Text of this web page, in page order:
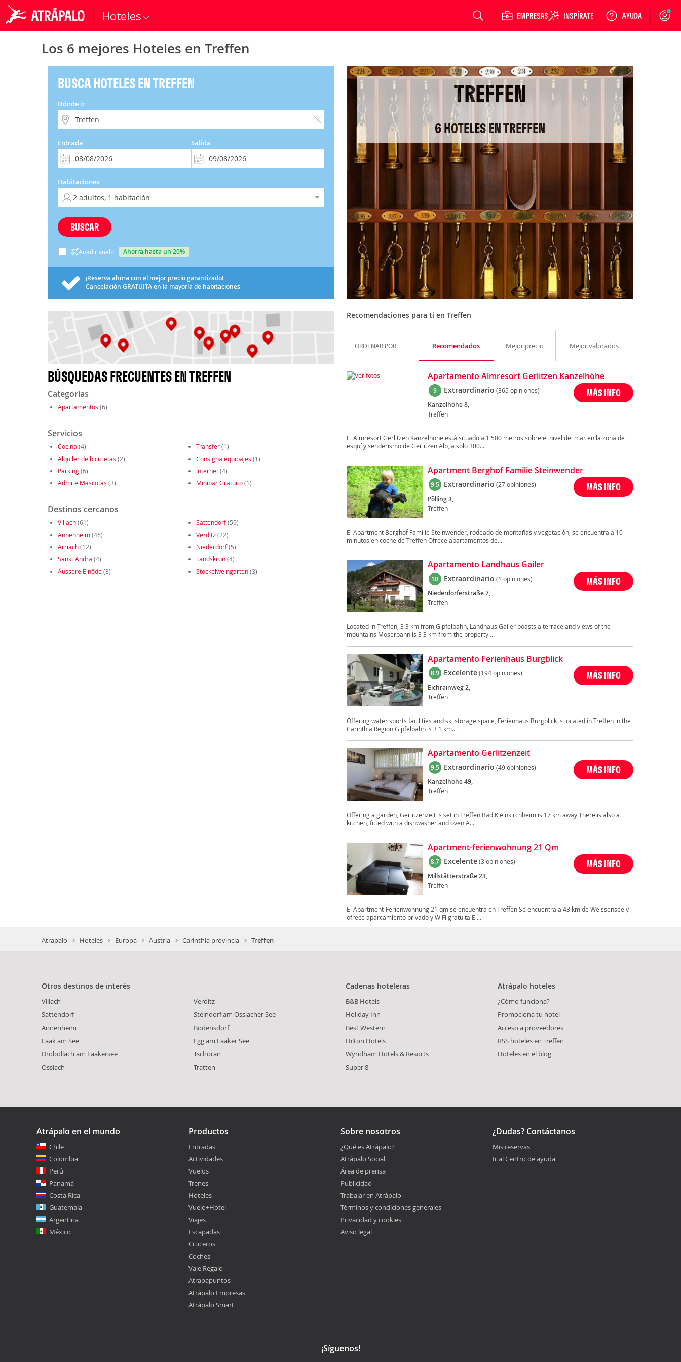
Hoteles Login
Los 6 mejores Hoteles en Treffen
BUSCA HOTELES EN TREFFEN
Dónde ir
Entrada Salida
Habitaciones
BUSCAR
Añadir vuelo ahorra hasta un 20%
¡Reserva ahora con el mejor precio garantizado!
Cancelación GRATUITAen la mayoría de habitaciones
BÚSQUEDAS FRECUENTES EN TREFFEN
Categorías
Apartamentos (6)
Servicios
Cocina (4) Transfer(1)
Alquiler de bicicletas (2) Consigna equipajes (1)
Parking(6) Internet(4)
Admite Mascotas (3) Minibar Gratuito(1)
Destinos cercanos
Villach(61) Sattendorf(59)
Annenheim(46) Verditz (22)
Arriach(12) Niederdorf(5)
Sankt Andrä (4) Landskron(4)
Äussere Einöde(3) Stöckelweingarten(3)
TREFFEN
6 HOTELES EN TREFFEN
Recomendaciones para ti en Treffen
ORDENAR POR: Recomendados Mejor precio Mejor valorados
Apartamento Almresort Gerlitzen Kanzelhöhe
9 Extraordinario (365 opiniones)
Kanzelhöhe 8,
Treffen
MÁS INFO
El Almresort Gerlitzen Kanzelhöhe está situado a 1 500 metros sobre el nivel del mar en la zona de
esquí y senderismo de Gerlitzen Alp, a solo 300...
Apartment Berghof Familie Steinwender
9.5 Extraordinario (27 opiniones)
Pölling 3,
Treffen
MÁS INFO
El Apartment Berghof Familie Steinwender, rodeado de montañas y vegetación, se encuentra a 10
minutos en coche de Treffen Ofrece apartamentos de...
Apartamento Landhaus Gailer
10 Extraordinario (1 opiniones)
Niederdorferstraße 7,
Treffen
MÁS INFO
Located in Treffen, 3 3 km from Gipfelbahn, Landhaus Gailer boasts a terrace and views of the
mountains Moserbahn is 3 3 km from the property ...
Apartamento Ferienhaus Burgblick
8.9 Excelente(194 opiniones)
Eichrainweg 2,
Treffen
MÁS INFO
Offering water sports facilities and ski storage space, Ferienhaus Burgblick is located in Treffen in the
Carinthia Region Gipfelbahn is 3 1 km...
Apartamento Gerlitzenzeit
9.5 Extraordinario (49 opiniones)
Kanzelhöhe 49,
Treffen
MÁS INFO
Offering a garden, Gerlitzenzeit is set in Treffen Bad Kleinkirchheim is 17 km away There is also a
kitchen, fitted with a dishwasher and oven A...
Apartment-ferienwohnung 21 Qm
8.7 Excelente(3 opiniones)
Millstätterstraße 23,
Treffen
MÁS INFO
El Apartment-Ferienwohnung 21 qm se encuentra en Treffen Se encuentra a 43 km de Weissensee y
ofrece aparcamiento privado y WiFi gratuita El...
Atrapalo Hoteles Europa Austria Carinthia provincia Treffen
Otros destinos de interés
Villach
Sattendorf
Annenheim
Faak am See
Drobollach am Faakersee
Ossiach
Verditz
Steindorf am Ossiacher See
Bodensdorf
Egg am Faaker See
Tschöran
Tratten
Cadenas hoteleras
B&B Hotels
Holiday Inn
Best Western
Hilton Hotels
Wyndham Hotels & Resorts
Super 8
Atrápalo hoteles
¿Cómo funciona?
Promociona tu hotel
Acceso a proveedores
RSS hoteles en Treffen
Hoteles en el blog
Atrápalo en el mundo
Chile
Colombia
Perú
Panamá
Costa Rica
Guatemala
Argentina
México
Productos
Entradas
Actividades
Vuelos
Trenes
Hoteles
Vuelo+Hotel
Viajes
Escapadas
Cruceros
Coches
Vale Regalo
Atrapapuntos
Atrápalo Empresas
Atrápalo Smart
Sobre nosotros
¿Qué es Atrápalo?
Atrápalo Social
Área de prensa
Publicidad
Trabajar en Atrápalo
Términos y condiciones generales
Privacidad y cookies
Aviso legal
¿Dudas? Contáctanos
Mis reservas
Ir al Centro de ayuda
¡Síguenos!